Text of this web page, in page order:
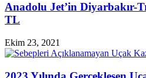
Anadolu Jet’in Diyarbakır-
TL
Ekim 23, 2021